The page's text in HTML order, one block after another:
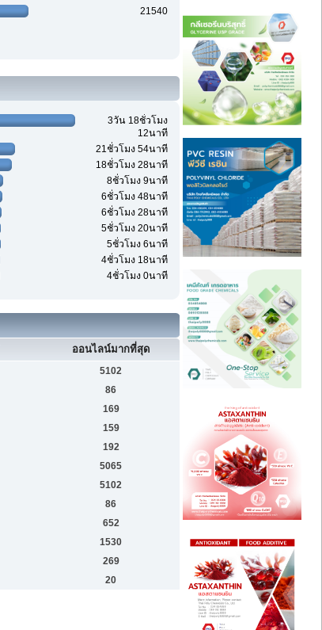
21540
3วัน 18ชั่วโมง
12นาที
21ชั่วโมง 54นาที
18ชั่วโมง 28นาที
8ชั่วโมง 9นาที
6ชั่วโมง 48นาที
6ชั่วโมง 28นาที
5ชั่วโมง 20นาที
5ชั่วโมง 6นาที
4ชั่วโมง 18นาที
4ชั่วโมง 0นาที
ออนไลน์มากที่สุด
5102
86
169
159
192
5065
5102
86
652
1530
269
20